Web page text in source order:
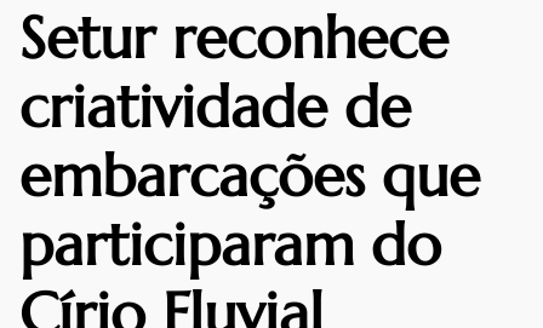
Setur reconhece
criatividade de
embarcações que
participaram do
Círio Fluvial